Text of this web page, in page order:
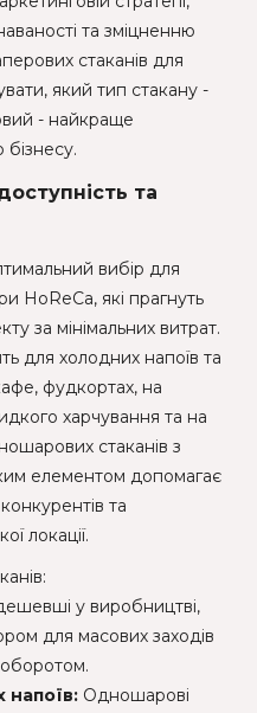
та зміцненню
стаканів для
який тип стакану -
- найкраще
та
вибір для
HoReCa, які прагнуть
за мінімальних витрат.
для холодних напоїв та
фудкортах, на
харчування та на
стаканів з
елементом допомагає
та
локації.
у виробництві,
для масових заходів
напоїв: Одношарові